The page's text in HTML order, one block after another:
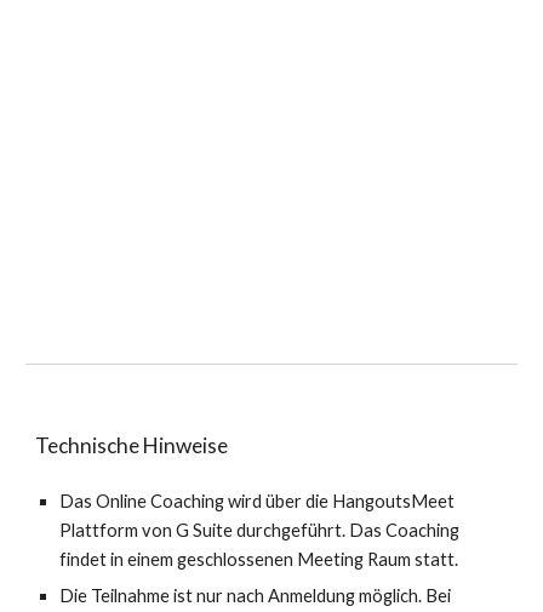
Technische Hinweise
Das Online Coaching wird über die HangoutsMeet
Plattform von G Suite durchgeführt. Das Coaching
findet in einem geschlossenen Meeting Raum statt.
Die Teilnahme ist nur nach Anmeldung möglich. Bei